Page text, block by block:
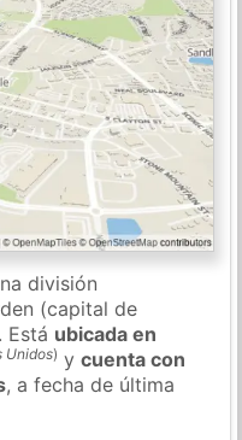
división
(capital de
Está ubicada en
Unidos) ycuenta con
, a fecha de última